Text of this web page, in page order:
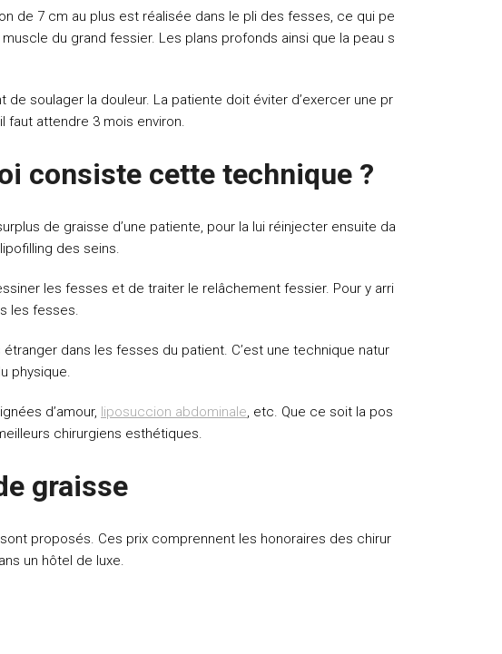
de 7 cm au plus est réalisée dans le pli des fesses, ce qui pe
du grand fessier. Les plans profonds ainsi que la peau s
soulager la douleur. La patiente doit éviter d’exercer une pr
faut attendre 3 mois environ.
consiste cette technique ?
de graisse d’une patiente, pour la lui réinjecter ensuite da
des seins.
les fesses et de traiter le relâchement fessier. Pour y arri
les fesses.
étranger dans les fesses du patient. C’est une technique natur
physique.
d’amour, liposuccion abdominale, etc. Que ce soit la pos
chirurgiens esthétiques.
graisse
proposés. Ces prix comprennent les honoraires des chirur
un hôtel de luxe.